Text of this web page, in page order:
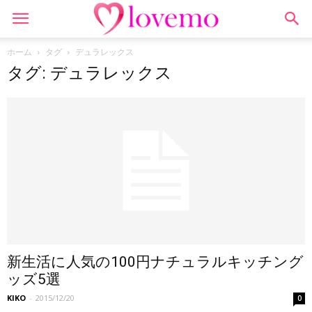
ホーム タグ デュラレックス
タグ: デュラレックス
新生活に人気の100円ナチュラルキッチング
ッズ5選
KIKO - 2015/12/20 0